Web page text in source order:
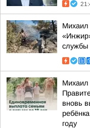
Михаил
службы
Михаил
вновь
году